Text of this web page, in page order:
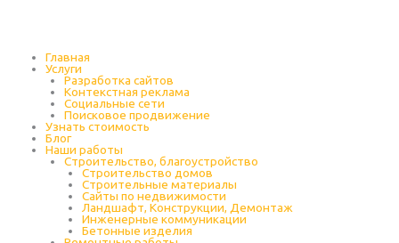
Главная
Услуги
Разработка сайтов
Контекстная реклама
Социальные сети
Поисковое продвижение
Узнать стоимость
Блог
Наши работы
Строительство, благоустройство
Строительство домов
Строительные материалы
Сайты по недвижимости
Ландшафт, Конструкции, Демонтаж
Инженерные коммуникации
Бетонные изделия